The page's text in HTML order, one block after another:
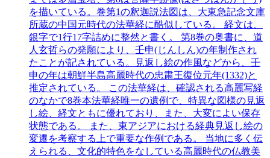
を描いている。巻第1の釈迦説法図は、大東急記念文庫
所蔵の中国元時代の法華経に酷似している。 経文は、
銀字で1行17字詰めに整然と書く。 第8巻の奥書に、道
人玄哲らの発願により、壬申(じんしん)の年制作され
たことが記されている。見返し絵の作風などから、壬
申の年は朝鮮半島高麗時代の忠粛王復位元年(1332)と
推定されている。 この法華経は、確認される高麗写経
のなかで8巻本法華経唯一の遺例で、特異な図様の見返
し絵、経文ともに優れており、また、大変によい保存
状態である。 また、東アジアにおける経典見返し絵の
変遷を考察する上で重要な作例である。 当地に多く伝
えられる、文化的特色をなしている高麗時代の仏教美